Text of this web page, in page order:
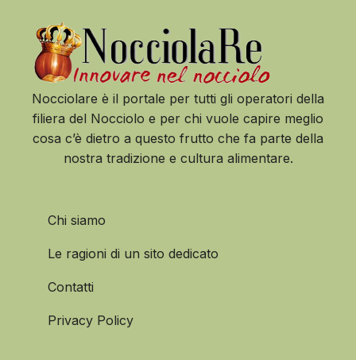
Nocciolare è il portale per tutti gli operatori della
filiera del Nocciolo e per chi vuole capire meglio
cosa c’è dietro a questo frutto che fa parte della
nostra tradizione e cultura alimentare.
Chi siamo
Le ragioni di un sito dedicato
Contatti
Privacy Policy